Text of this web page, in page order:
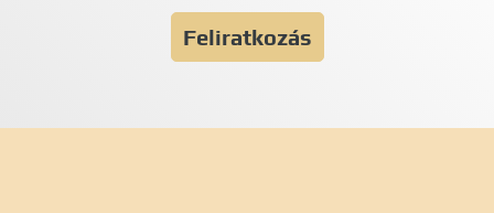
Feliratkozás